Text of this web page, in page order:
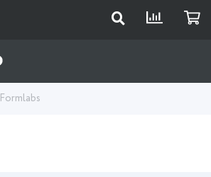
Formlabs